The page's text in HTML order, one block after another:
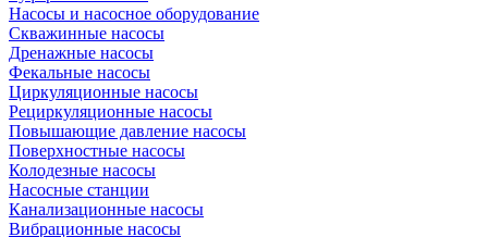
Насосы и насосное оборудование
Скважинные насосы
Дренажные насосы
Фекальные насосы
Циркуляционные насосы
Рециркуляционные насосы
Повышающие давление насосы
Поверхностные насосы
Колодезные насосы
Насосные станции
Канализационные насосы
Вибрационные насосы